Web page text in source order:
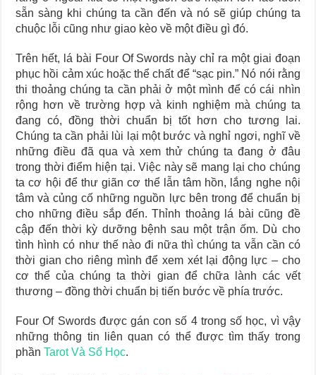
sẵn sàng khi chúng ta cần đến và nó sẽ giúp chúng ta
chuộc lỗi cũng như giao kèo về một điều gì đó.
Trên hết, lá bài Four Of Swords này chỉ ra một giai đoạn
phục hồi cảm xúc hoặc thể chất để “sạc pin.” Nó nói rằng
thi thoảng chúng ta cần phải ở một mình để có cái nhìn
rộng hơn về trường hợp và kinh nghiệm mà chúng ta
đang có, đồng thời chuẩn bị tốt hơn cho tương lai.
Chúng ta cần phải lùi lại một bước và nghỉ ngơi, nghĩ về
những điều đã qua và xem thử chúng ta đang ở đâu
trong thời điểm hiện tại. Việc này sẽ mang lại cho chúng
ta cơ hội để thư giãn cơ thể lẫn tâm hồn, lắng nghe nội
tâm và củng cố những nguồn lực bên trong để chuẩn bị
cho những điều sắp đến. Thỉnh thoảng lá bài cũng đề
cập đến thời kỳ dưỡng bệnh sau một trận ốm. Dù cho
tình hình có như thế nào đi nữa thì chúng ta vẫn cần có
thời gian cho riêng mình để xem xét lại động lực – cho
cơ thể của chúng ta thời gian để chữa lành các vết
thương – đồng thời chuẩn bị tiến bước về phía trước.
Four Of Swords được gán con số 4 trong số học, vì vậy
những thông tin liên quan có thể được tìm thấy trong
phầnTarot Và Số Học.